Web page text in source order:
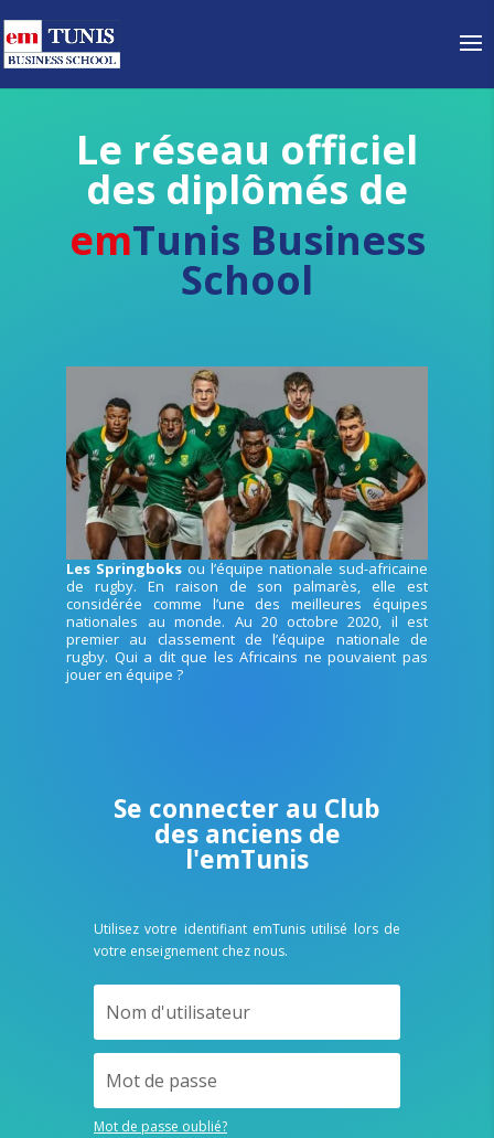
Le réseau officiel
des diplômés de
emTunis Business
School
Les Springboks ou l’équipe nationale sud-africaine
de rugby. En raison de son palmarès, elle est
considérée comme l’une des meilleures équipes
nationales au monde. Au 20 octobre 2020, il est
premier au classement de l’équipe nationale de
rugby. Qui a dit que les Africains ne pouvaient pas
jouer en équipe ?
Se connecter au Club
des anciens de
l'emTunis
Utilisez votre identifiant emTunis utilisé lors de
votre enseignement chez nous.
Mot de passe oublié?